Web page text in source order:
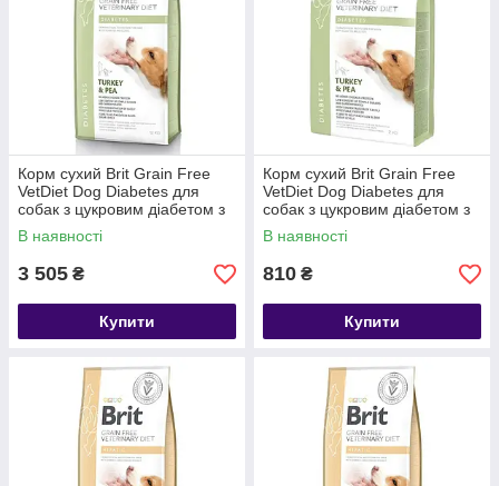
Корм сухий Brit Grain Free
VetDiet Dog Diabetes для
собак з цукровим діабетом з
індичкою та горохом 12 кг
В наявності
3 505 ₴
Купити
Корм сухий Brit Grain Free
VetDiet Dog Diabetes для
собак з цукровим діабетом з
індичкою та горохом 2 кг
В наявності
810 ₴
Купити